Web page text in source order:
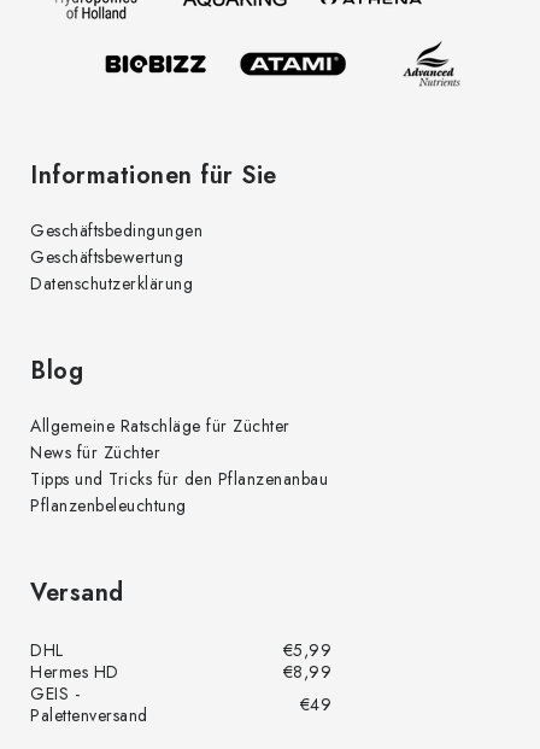
Informationen für Sie
Geschäftsbedingungen
Geschäftsbewertung
Datenschutzerklärung
Blog
Allgemeine Ratschläge für Züchter
News für Züchter
Tipps und Tricks für den Pflanzenanbau
Pflanzenbeleuchtung
Versand
DHL
€5,99
Hermes HD
€8,99
GEIS -
Palettenversand
€49